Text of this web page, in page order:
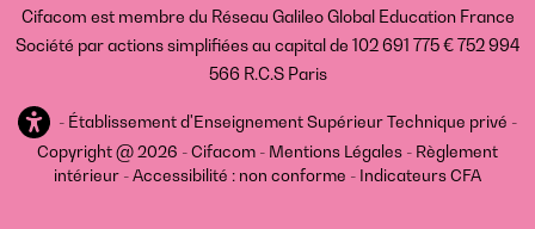
Cifacom est membre du Réseau Galileo Global Education France
Société par actions simplifiées au capital de 102 691 775 € 752 994
566 R.C.S Paris
- Établissement d'Enseignement Supérieur Technique privé -
Copyright @ 2026 - Cifacom - Mentions Légales - Règlement
intérieur -Accessibilité : non conforme - Indicateurs CFA